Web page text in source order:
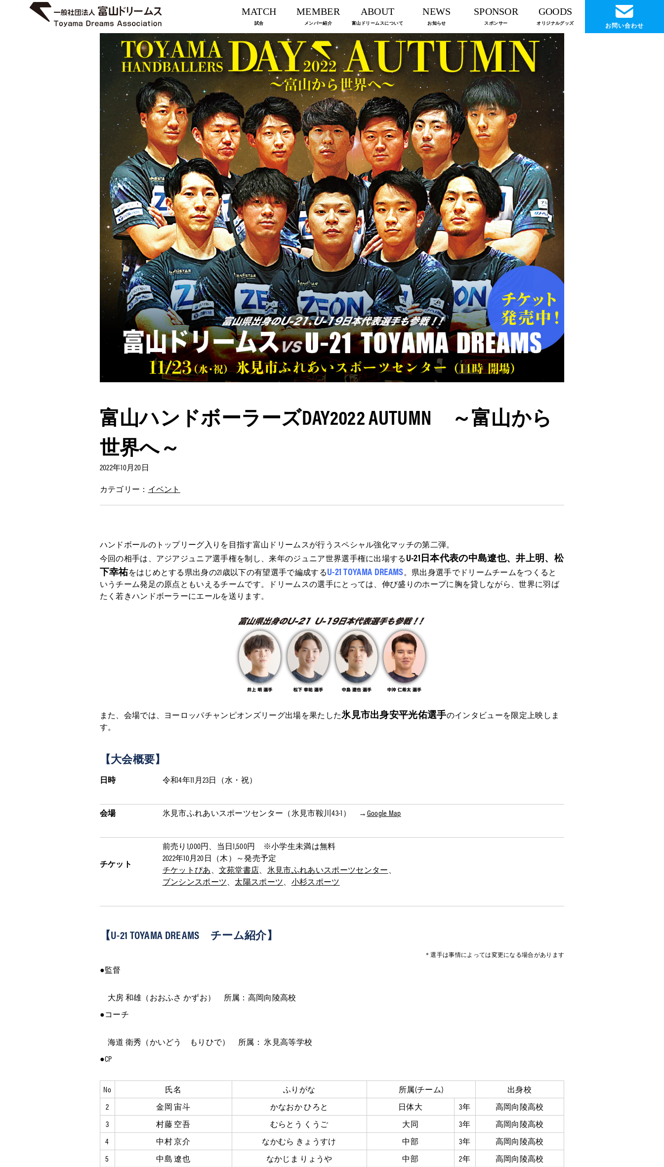
MATCH
試合
MEMBER
メンバー紹介
ABOUT
富山ドリームスについて
NEWS
お知らせ
SPONSOR
スポンサー
GOODS
オリジナルグッズ お問い合わせ
富山ハンドボーラーズDAY2022 AUTUMN ～富山から
世界へ～
2022年10月20日
カテゴリー： イベント
ハンドボールのトップリーグ入りを目指す富山ドリームスが行うスペシャル強化マッチの第二弾。
今回の相手は、アジアジュニア選手権を制し、来年のジュニア世界選手権に出場するU-21日本代表の中島遼也、井上明、松
下幸祐をはじめとする県出身の21歳以下の有望選手で編成するU-21 TOYAMA DREAMS。県出身選手でドリームチームをつくると
いうチーム発足の原点ともいえるチームです。ドリームスの選手にとっては、伸び盛りのホープに胸を貸しながら、世界に羽ば
たく若きハンドボーラーにエールを送ります。
また、会場では、ヨーロッパチャンピオンズリーグ出場を果たした氷見市出身安平光佑選手のインタビューを限定上映しま
す。
【大会概要】
日時 令和4年11月23日（水・祝）
会場 氷見市ふれあいスポーツセンター（氷見市鞍川43-1） →Google Map
チケット
前売り1,000円、当日1,500円 ※小学生未満は無料
2022年10月20日（木）～発売予定
チケットぴあ、 文苑堂書店、 氷見市ふれあいスポーツセンター、
ブンシンスポーツ、 太陽スポーツ、 小杉スポーツ
【U-21 TOYAMA DREAMS チーム紹介】
＊選手は事情によっては変更になる場合があります
●監督
大房 和雄（おおふさ かずお） 所属：高岡向陵高校
●コーチ
海道 衛秀（かいどう もりひで） 所属： 氷見高等学校
●CP
No 氏名 ふりがな 所属(チーム)
出身校
2
金岡 宙斗 かなおか ひろと 日体大 3年
高岡向陵高校
3
村藤 空吾 むらとう くうご 大同 3年
高岡向陵高校
4
中村 京介 なかむら きょうすけ 中部 3年
高岡向陵高校
5
中島 遼也 なかじま りょうや 中部 2年
高岡向陵高校